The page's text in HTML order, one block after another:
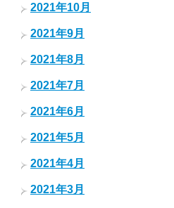
2021年10月
2021年9月
2021年8月
2021年7月
2021年6月
2021年5月
2021年4月
2021年3月